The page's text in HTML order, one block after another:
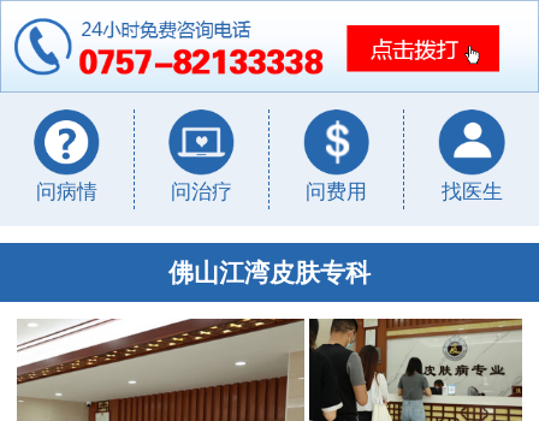
问病情 问治疗 问费用 找医生
佛山江湾皮肤专科